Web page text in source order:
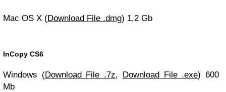
Mac OS X (Download File .dmg) 1,2 Gb
InCopy CS6
Windows (Download File .7z, Download File .exe) 600
Mb